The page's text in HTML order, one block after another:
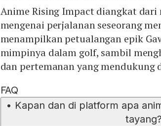
Anime Rising Impact diangkat dari
mengenai perjalanan seseorang
menampilkan petualangan epik
mimpinya dalam golf, sambil
dan pertemanan yang mendukung
FAQ
• Kapan dan di platform apa
tayang?